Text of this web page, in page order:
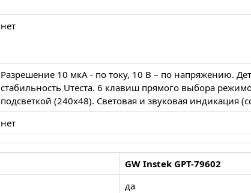
нет
Разрешение 10 мкА - по току, 10 В – по напряжению.
стабильность Uтеста. 6 клавиш прямого выбора
подсветкой (240х48). Световая и звуковая индикация
нет
GW Instek GPT-79602
да